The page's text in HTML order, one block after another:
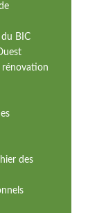
BIC
rénovation
des